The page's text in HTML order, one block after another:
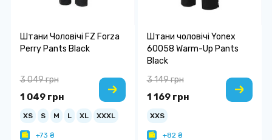
Штани Чоловічі FZ Forza
Perry Pants Black
1 049 грн
3 049 грн
XS S M L XL XXXL
+73 ₴
Штани чоловічі Yonex
60058 Warm-Up Pants
Black
1 169 грн
3 149 грн
XXS
+82 ₴